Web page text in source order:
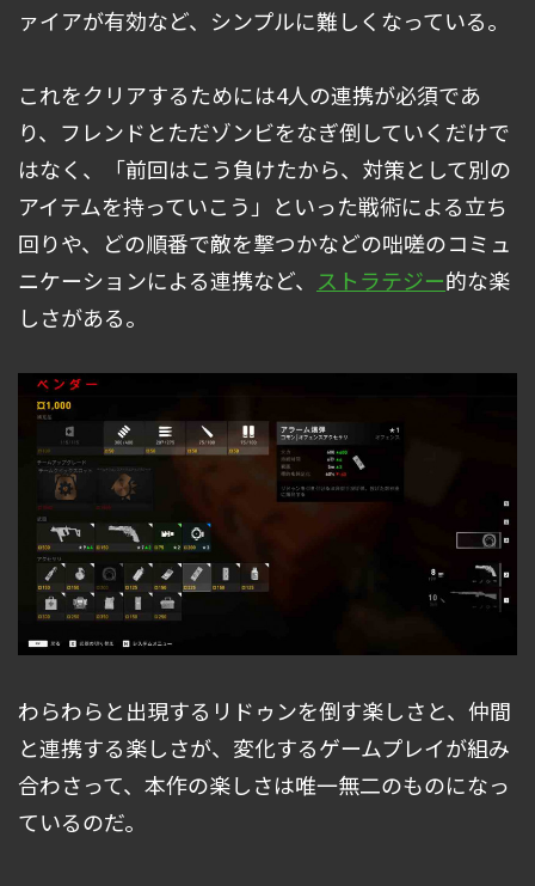
ァイアが有効など、シンプルに難しくなっている。
これをクリアするためには4人の連携が必須であ
り、フレンドとただゾンビをなぎ倒していくだけで
はなく、「前回はこう負けたから、対策として別の
アイテムを持っていこう」といった戦術による立ち
回りや、どの順番で敵を撃つかなどの咄嗟のコミュ
ニケーションによる連携など、 ストラテジー的な楽
しさがある。
わらわらと出現するリドゥンを倒す楽しさと、仲間
と連携する楽しさが、変化するゲームプレイが組み
合わさって、本作の楽しさは唯一無二のものになっ
ているのだ。